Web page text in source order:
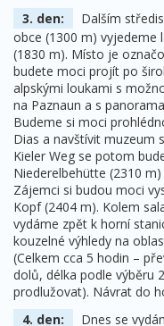
3. den:
Dalším
obce (1300 m) vyjedeme
(1830 m). Místo je
budete moci projít po
alpskými loukami s
na Paznaun a s
Budeme si moci
Dias a navštívit muzeum
Kieler Weg se potom
Niederelbehütte (2310
Zájemci si budou moci
Kopf (2404 m). Kolem
vydáme zpět k horní
kouzelné výhledy na
(Celkem cca 5 hodin –
dolů, délka podle výběru
prodlužovat). Návrat do
4. den:
Dnes se